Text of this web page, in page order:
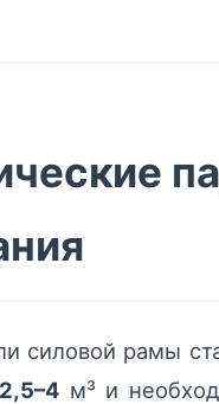
силовой рамы
2,5–4м³ и